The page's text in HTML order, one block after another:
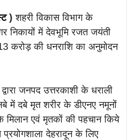
) शहरी विकास विभाग के
निकायों में देवभूमि रजत जयंती
करोड़ की धनराशि का अनुमोदन
जनपद उत्तरकाशी के धराली
में दबे मृत शरीर के डीएनए नमूनों
मिलान एवं मृतकों की पहचान किये
प्रयोगशाला देहरादून के लिए